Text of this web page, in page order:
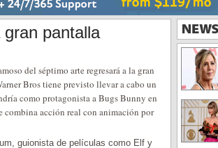
pantalla
del séptimo arte regresará a la gran
Bros tiene previsto llevar a cabo un
como protagonista a Bugs Bunny en
combina acción real con animación por
guionista de películas como Elf y